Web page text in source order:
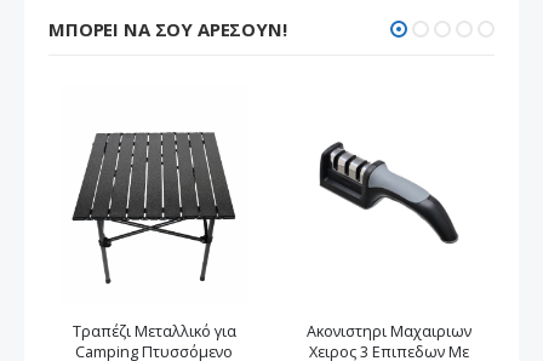
ΜΠΟΡΕΊ ΝΑ ΣΟΥ ΑΡΈΣΟΥΝ!
Τραπέζι Μεταλλικό για
Camping Πτυσσόμενο
Ακονιστηρι Μαχαιριων
Χειρος 3 Επιπεδων Με